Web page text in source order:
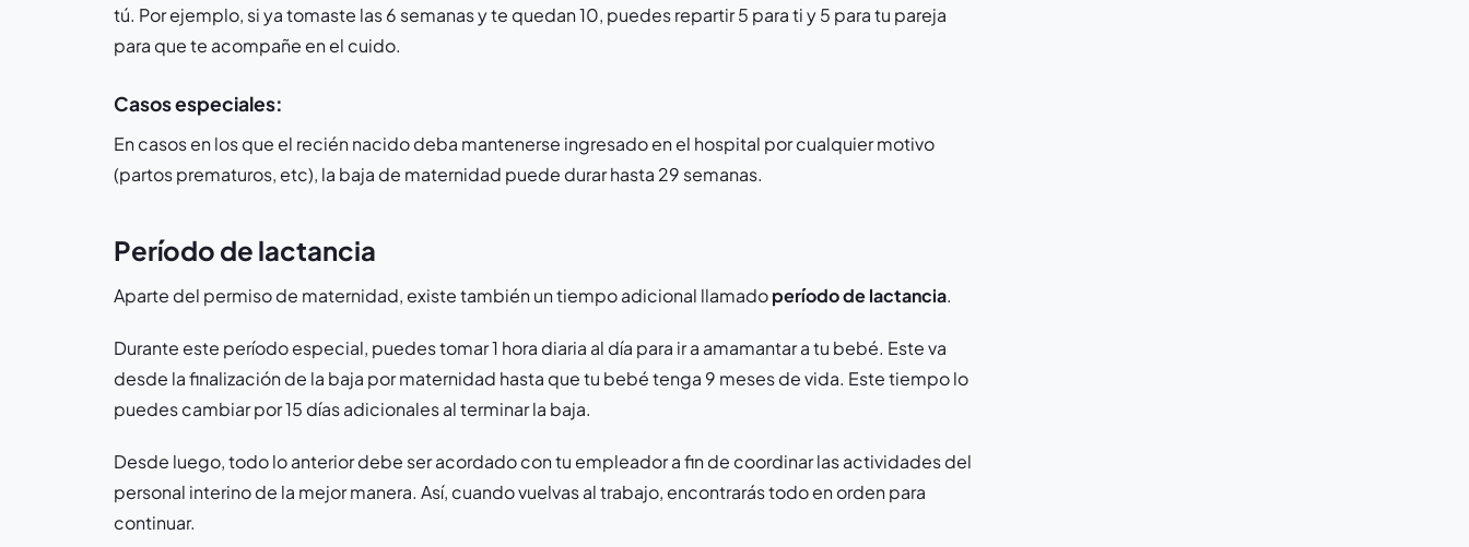
tú. Por ejemplo, si ya tomaste las 6 semanas y te quedan 10, puedes repartir 5 para ti y 5 para tu pareja
para que te acompañe en el cuido.
Casos especiales:
En casos en los que el recién nacido deba mantenerse ingresado en el hospital por cualquier motivo
(partos prematuros, etc), la baja de maternidad puede durar hasta 29 semanas.
Período de lactancia
Aparte del permiso de maternidad, existe también un tiempo adicional llamadoperíodo de lactancia.
Durante este período especial, puedes tomar 1 hora diaria al día para ir a amamantar a tu bebé. Este va
desde la finalización de la baja por maternidad hasta que tu bebé tenga 9 meses de vida. Este tiempo lo
puedes cambiar por 15 días adicionales al terminar la baja.
Desde luego, todo lo anterior debe ser acordado con tu empleador a fin de coordinar las actividades del
personal interino de la mejor manera. Así, cuando vuelvas al trabajo, encontrarás todo en orden para
continuar.